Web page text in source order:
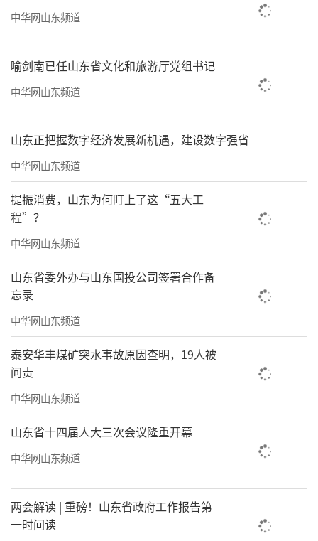
古往今来，中国画家们以其独具匠心的巧
思，将喜鹊与柿子巧妙融合于尺幅之间，营造
出美轮美奂且和谐融洽的意境。我亦对喜鹊与
以呈现。创作的作品有幸得到大众的喜爱与赞
赏，观者常言：“欣赏教授之作，顿感心旷神
中华网山东频道
喻剑南已任山东省文化和旅游厅党组书记
中华网山东频道
山东正把握数字经济发展新机遇，建设数字强省
中华网山东频道
提振消费，山东为何盯上了这“五大工
程”？
中华网山东频道
山东省委外办与山东国投公司签署合作备
忘录
中华网山东频道
泰安华丰煤矿突水事故原因查明，19人被
问责
中华网山东频道
山东省十四届人大三次会议隆重开幕
中华网山东频道
两会解读 | 重磅！山东省政府工作报告第
一时间读